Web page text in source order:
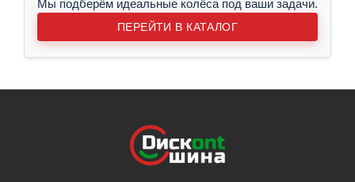
Мы подберём идеальные колёса под ваши задачи.
ПЕРЕЙТИ В КАТАЛОГ